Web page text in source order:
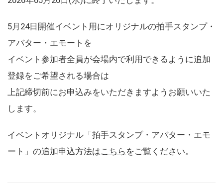
5月24日開催イベント用にオリジナルの拍手スタンプ・
アバター・エモートを
イベント参加者全員が会場内で利用できるように追加
登録をご希望される場合は
上記締切前にお申込みをいただきますようお願いいた
します。
イベントオリジナル「拍手スタンプ・アバター・エモ
ート」の追加申込方法はこちら をご覧ください。